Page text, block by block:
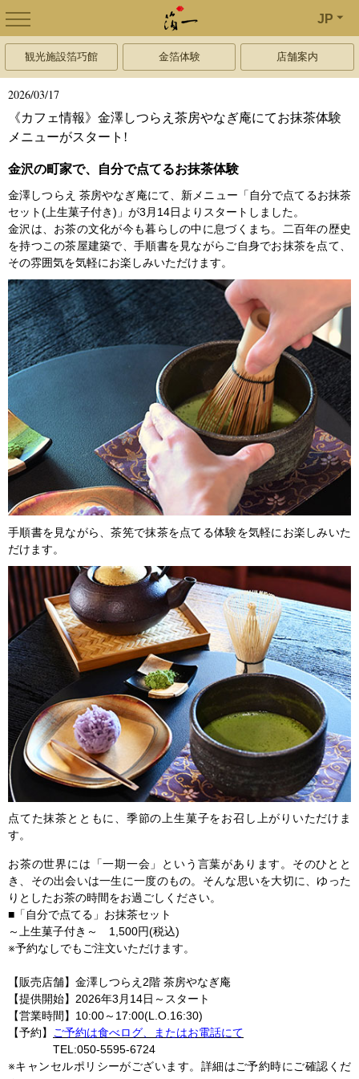
JP
観光施設箔巧館 金箔体験 店舗案内
2026/03/17
《カフェ情報》金澤しつらえ茶房やなぎ庵にてお抹茶体験
メニューがスタート!
金沢の町家で、自分で点てるお抹茶体験
金澤しつらえ 茶房やなぎ庵にて、新メニュー「自分で点てるお抹茶
セット(上生菓子付き)」が3月14日よりスタートしました。
金沢は、お茶の文化が今も暮らしの中に息づくまち。二百年の歴史
を持つこの茶屋建築で、手順書を見ながらご自身でお抹茶を点て、
その雰囲気を気軽にお楽しみいただけます。
手順書を見ながら、茶筅で抹茶を点てる体験を気軽にお楽しみいた
だけます。
点てた抹茶とともに、季節の上生菓子をお召し上がりいただけま
す。
お茶の世界には「一期一会」という言葉があります。そのひとと
き、その出会いは一生に一度のもの。そんな思いを大切に、ゆった
りとしたお茶の時間をお過ごしください。
■「自分で点てる」お抹茶セット
～上生菓子付き～ 1,500円(税込)
※予約なしでもご注文いただけます。
【販売店舗】金澤しつらえ2階 茶房やなぎ庵
【提供開始】2026年3月14日～スタート
【営業時間】10:00～17:00(L.O.16:30)
【予約】
ご予約は食べログ、またはお電話にて
TEL:050-5595-6724
※キャンセルポリシーがございます。詳細はご予約時にご確認くだ